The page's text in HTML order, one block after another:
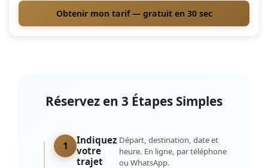
Obtenir mon tarif — gratuit en 30 sec
Réservez en 3 Étapes Simples
1
Indiquez
votre
trajet
Départ, destination, date et
heure. En ligne, par téléphone
ou WhatsApp.